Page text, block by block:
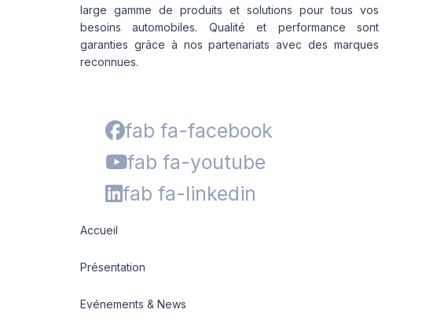
large gamme de produits et solutions pour tous vos
besoins automobiles. Qualité et performance sont
garanties grâce à nos partenariats avec des marques
reconnues.
fab fa-facebook
fab fa-youtube
fab fa-linkedin
Accueil
Présentation
Evénements & News